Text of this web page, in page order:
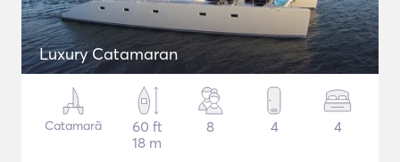
Luxury Catamaran
Catamarã
60 ft
18 m
8 4 4